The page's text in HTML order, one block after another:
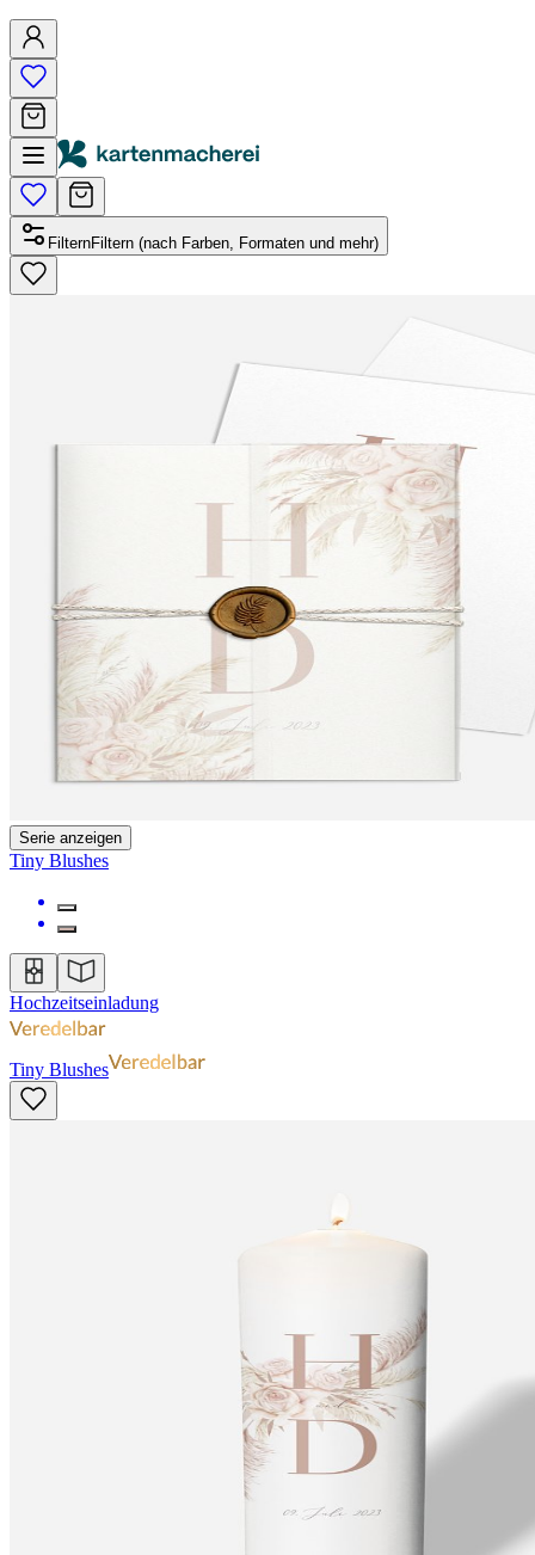
FilternFiltern (nach Farben, Formaten und mehr)
Serie anzeigen
Tiny Blushes
Hochzeitseinladung
Tiny Blushes